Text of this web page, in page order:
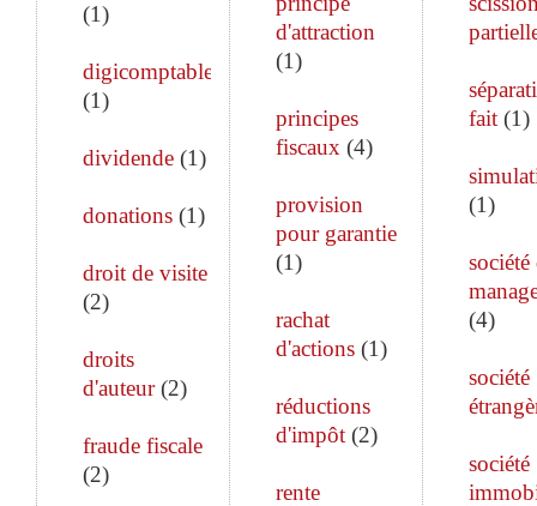
(1)
digicomptable
(1)
dividende (1)
donations (1)
droit de visite
(2)
droits
d'auteur(2)
fraude fiscale
(2)
d'attraction
(1)
principes
fiscaux (4)
provision
pour garantie
(1)
rachat
d'actions(1)
réductions
d'impôt(2)
rente
fait(1)
(1)
société
(4)
société
société